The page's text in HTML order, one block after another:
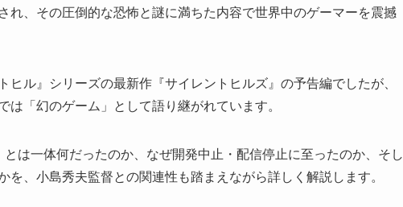
れ、その圧倒的な恐怖と謎に満ちた内容で世界中のゲーマーを震撼
ヒル』シリーズの最新作『サイレントヒルズ』の予告編でしたが、
「幻のゲーム」として語り継がれています。
は一体何だったのか、なぜ開発中止・配信停止に至ったのか、そし
、小島秀夫監督との関連性も踏まえながら詳しく解説します。